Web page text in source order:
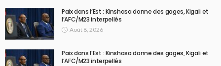
Paix dans l’Est : Kinshasa donne des gages, Kigali et
l’AFC/M23 interpellés
Août 8, 2026
Paix dans l’Est : Kinshasa donne des gages, Kigali et
l’AFC/M23 interpellés